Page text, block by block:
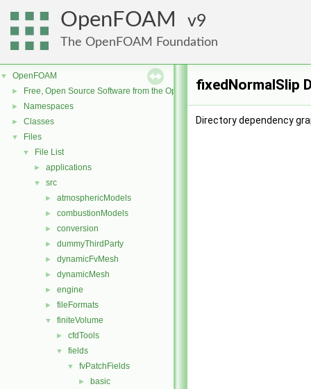
OpenFOAM 9
The OpenFOAM Foundation
▼ OpenFOAM
► Free, Open Source Software from the OpenFOAM Foundation
► Namespaces
► Classes
▼ Files
▼ File List
► applications
▼ src
► atmosphericModels
► combustionModels
► conversion
► dummyThirdParty
► dynamicFvMesh
► dynamicMesh
► engine
► fileFormats
▼ finiteVolume
► cfdTools
▼ fields
▼ fvPatchFields
► basic
fixedNormalSlip
Directory dependency